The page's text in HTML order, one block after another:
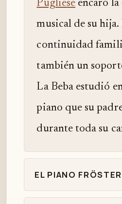
Pugliese encaró
musical de su hija.
continuidad
también un
La Beba estudió
piano que su
durante toda su
EL PIANO FRÖSTER